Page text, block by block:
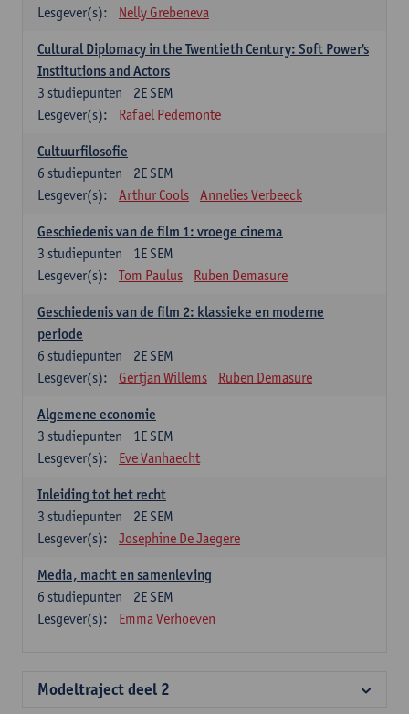
Lesgever(s):
Nelly Grebeneva
Cultural Diplomacy in the Twentieth Century: Soft Power's
Institutions and Actors
2E SEM
3 studiepunten
Lesgever(s):
Rafael Pedemonte
Cultuurfilosofie
2E SEM
6 studiepunten
Lesgever(s):
Arthur Cools Annelies Verbeeck
Geschiedenis van de film 1: vroege cinema
1E SEM
3 studiepunten
Lesgever(s):
Tom Paulus Ruben Demasure
Geschiedenis van de film 2: klassieke en moderne
periode
2E SEM
6 studiepunten
Lesgever(s):
Gertjan Willems Ruben Demasure
Algemene economie
1E SEM
3 studiepunten
Lesgever(s):
Eve Vanhaecht
Inleiding tot het recht
2E SEM
3 studiepunten
Lesgever(s):
Josephine De Jaegere
Media, macht en samenleving
2E SEM
6 studiepunten
Lesgever(s):
Emma Verhoeven
Modeltraject deel 2